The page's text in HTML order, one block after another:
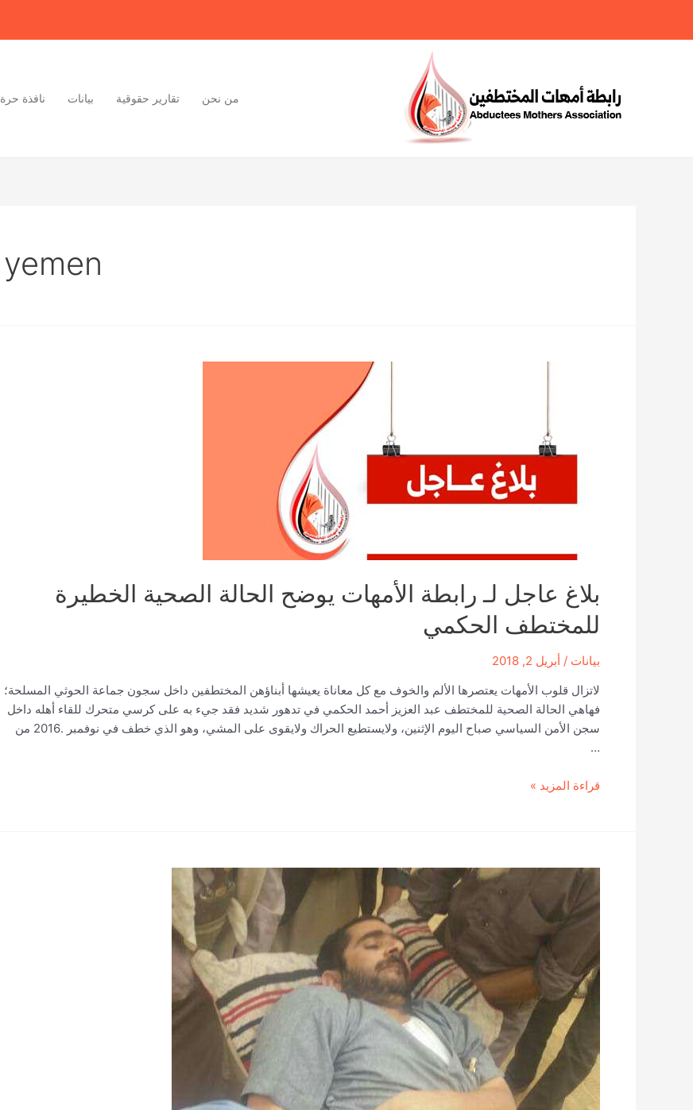
من نحن تقارير حقوقية بيانات نافذة حرة
yemen
بلاغ عاجل لـ رابطة الأمهات يوضح الحالة الصحية الخطيرة
للمختطف الحكمي
بيانات / أبريل 2, 2018
لاتزال قلوب الأمهات يعتصرها الألم والخوف مع كل معاناة يعيشها أبناؤهن المختطفين داخل سجون جماعة الحوثي المسلحة؛
فهاهي الحالة الصحية للمختطف عبد العزيز أحمد الحكمي في تدهور شديد فقد جيء به على كرسي متحرك للقاء أهله داخل
سجن الأمن السياسي صباح اليوم الإثنين، ولايستطيع الحراك ولايقوى على المشي، وهو الذي خطف في نوفمبر .2016 من
…
بلاغ
يوضح
الحالة
الصحية
للمختطف
الحكمي
قراءة المزيد »